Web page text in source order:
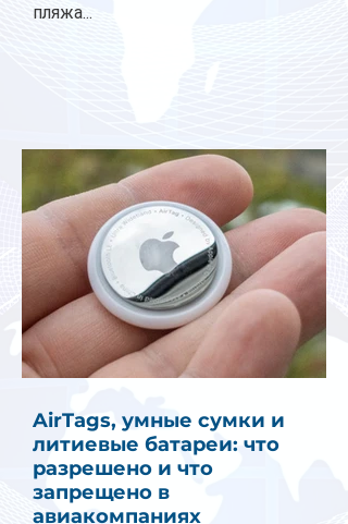
пляжа...
AirTags, умные сумки и
литиевые батареи: что
разрешено и что
запрещено в
авиакомпаниях